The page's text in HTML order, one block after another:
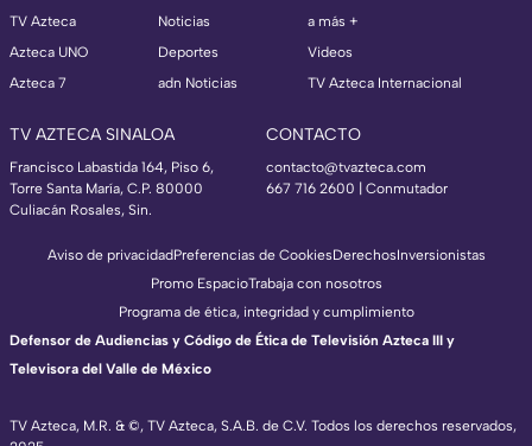
TV Azteca
Azteca UNO
Azteca 7
Noticias
Deportes
adn Noticias
a más +
Videos
TV Azteca Internacional
TV AZTECA SINALOA
Francisco Labastida 164, Piso 6,
Torre Santa María, C.P. 80000
Culiacán Rosales, Sin.
CONTACTO
contacto@tvazteca.com
667 716 2600 | Conmutador
TV Azteca, M.R. & ©, TV Azteca, S.A.B. de C.V. Todos los derechos reservados,
Aviso de privacidadPreferencias de CookiesDerechosInversionistas
Promo EspacioTrabaja con nosotros
Programa de ética, integridad y cumplimiento
Defensor de Audiencias y Código de Ética de Televisión Azteca III y
Televisora del Valle de México